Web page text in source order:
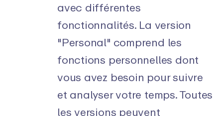
avec différentes
fonctionnalités. La version
"Personal" comprend les
fonctions personnelles dont
vous avez besoin pour suivre
et analyser votre temps. Toutes
les versions peuvent